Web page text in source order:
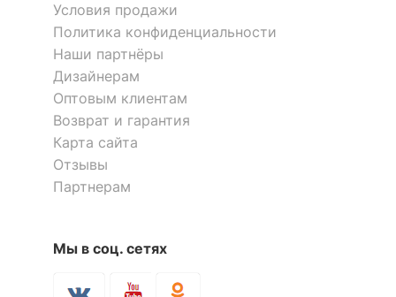
Условия продажи
Политика конфиденциальности
Наши партнёры
Дизайнерам
Оптовым клиентам
Возврат и гарантия
Карта сайта
Отзывы
Партнерам
Мы в соц. сетях